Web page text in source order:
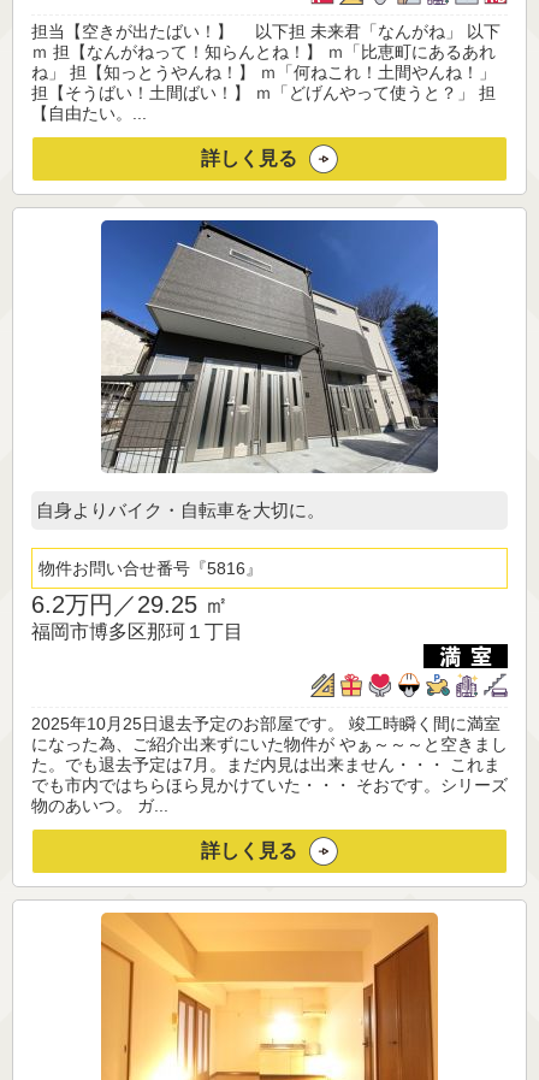
担当【空きが出たばい！】 以下担 未来君「なんがね」 以下
ｍ 担【なんがねって！知らんとね！】 ｍ「比恵町にあるあれ
ね」 担【知っとうやんね！】 ｍ「何ねこれ！土間やんね！」
担【そうばい！土間ばい！】 ｍ「どげんやって使うと？」 担
【自由たい。...
詳しく見る
自身よりバイク・自転車を大切に。
物件お問い合せ番号 5816
6.2万円／29.25 ㎡
福岡市博多区那珂１丁目
2025年10月25日退去予定のお部屋です。 竣工時瞬く間に満室
になった為、ご紹介出来ずにいた物件が やぁ～～～と空きまし
た。でも退去予定は7月。まだ内見は出来ません・・・ これま
でも市内ではちらほら見かけていた・・・ そおです。シリーズ
物のあいつ。 ガ...
詳しく見る